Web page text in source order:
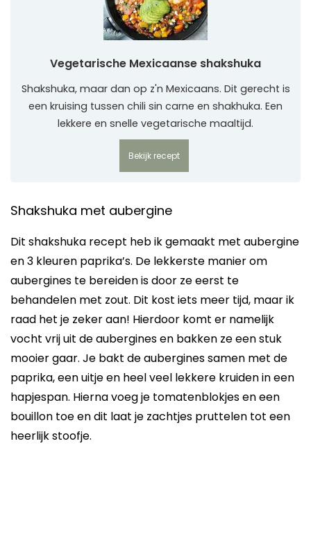
Vegetarische Mexicaanse shakshuka
Shakshuka, maar dan op z'n Mexicaans. Dit gerecht is
een kruising tussen chili sin carne en shakhuka. Een
lekkere en snelle vegetarische maaltijd.
Bekijk recept
Shakshuka met aubergine
Dit shakshuka recept heb ik gemaakt met aubergine
en 3 kleuren paprika’s. De lekkerste manier om
aubergines te bereiden is door ze eerst te
behandelen met zout. Dit kost iets meer tijd, maar ik
raad het je zeker aan! Hierdoor komt er namelijk
vocht vrij uit de aubergines en bakken ze een stuk
mooier gaar. Je bakt de aubergines samen met de
paprika, een uitje en heel veel lekkere kruiden in een
hapjespan. Hierna voeg je tomatenblokjes en een
bouillon toe en dit laat je zachtjes pruttelen tot een
heerlijk stoofje.